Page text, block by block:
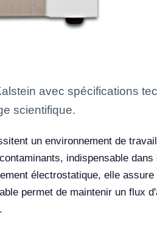
avec spécifications
scientifique.
un environnement de
indispensable dans
électrostatique, elle assure
permet de maintenir un flux